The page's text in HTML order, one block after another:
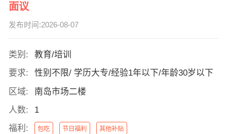
面议
发布时间:2026-08-07
类别:
教育/培训
要求:
性别不限/ 学历大专/经验1年以下/年龄30岁以下
区域:
南岛市场二楼
人数:
1
福利:
包吃 节日福利 其他补贴